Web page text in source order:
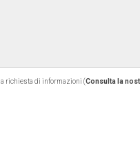
richiesta di informazioni (Consulta la